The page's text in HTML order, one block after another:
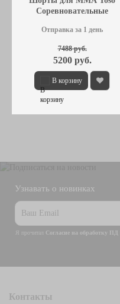
Соревновательные
Отправка за 1 день
В корзину
7488 руб.
5200 руб.
Узнавать о новинках
Я прочитал Согласие на обработку ПД
Контакты